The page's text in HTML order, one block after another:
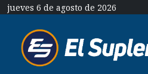
jueves 6 de agosto de 2026